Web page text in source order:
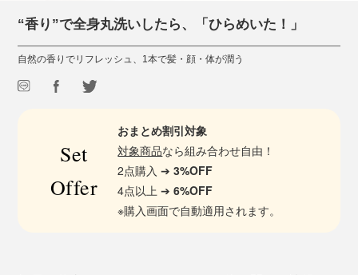
“香り”で全身丸洗いしたら、「ひらめいた！」
自然の香りでリフレッシュ、1本で髪・顔・体が潤う
Set
Offer
おまとめ割引対象
対象商品なら組み合わせ自由！
2点購入 ➔3%OFF
4点以上 ➔6%OFF
※購入画面で自動適用されます。